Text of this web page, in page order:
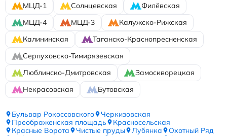
МЦД-1
Солнцевская
Филёвская
МЦД-4
МЦД-3
Калужско-Рижская
Калининская
Таганско-Краснопресненская
Серпуховско-Тимирязевская
Люблинско-Дмитровская
Замоскворецкая
Некрасовская
Бутовская
Бульвар Рокоссовского
Черкизовская
Преображенская площадь
Красносельская
Красные Ворота
Чистые пруды Лубянка
Охотный Ряд